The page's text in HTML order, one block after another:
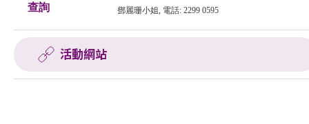
查詢 鄧麗珊小姐 電話: 2299 0595
活動網站